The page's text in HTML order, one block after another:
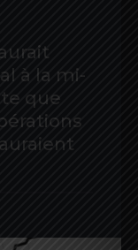
à la mi-
que